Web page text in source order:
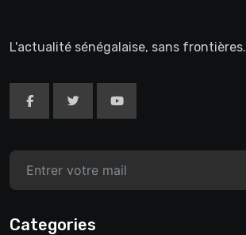
L'actualité sénégalaise, sans frontières.
Categories